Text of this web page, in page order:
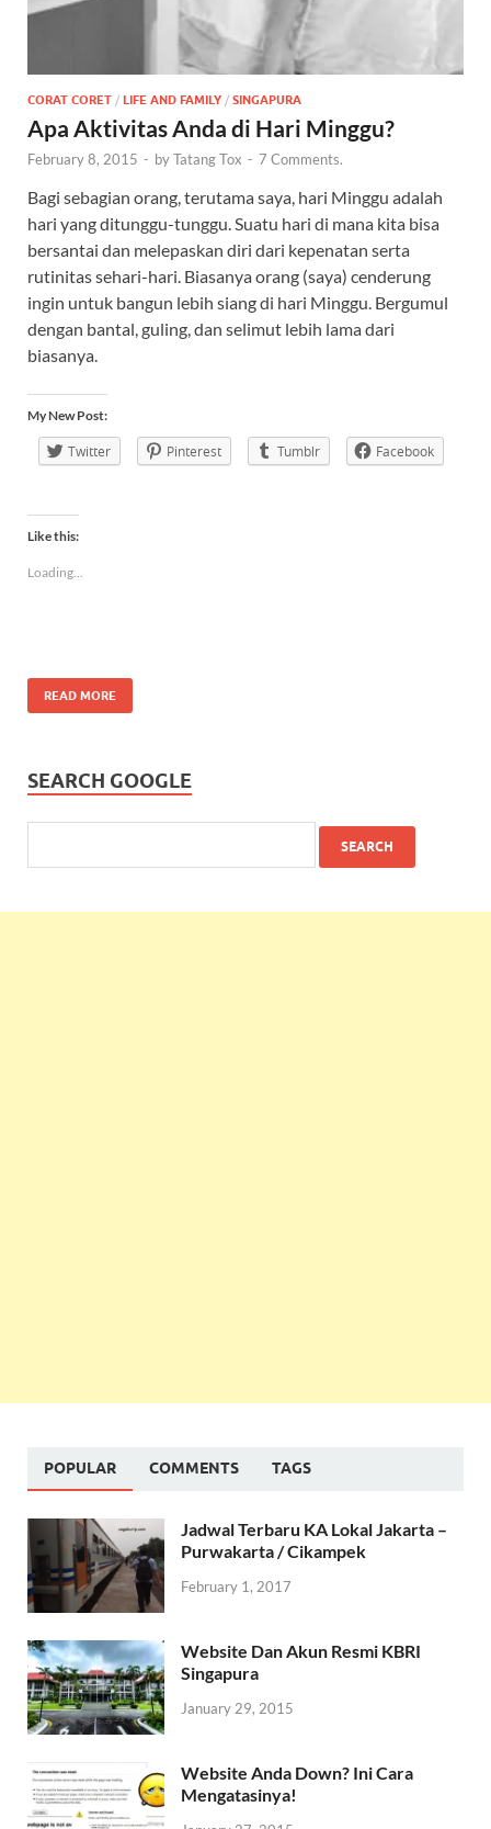
CORAT CORET / LIFE AND FAMILY / SINGAPURA
Apa Aktivitas Anda di Hari Minggu?
February 8, 2015 - byTatang Tox - 7 Comments.
Bagi sebagian orang, terutama saya, hari Minggu adalah
hari yang ditunggu-tunggu. Suatu hari di mana kita bisa
bersantai dan melepaskan diri dari kepenatan serta
rutinitas sehari-hari. Biasanya orang (saya) cenderung
ingin untuk bangun lebih siang di hari Minggu. Bergumul
dengan bantal, guling, dan selimut lebih lama dari
biasanya.
My New Post:
Twitter Pinterest Tumblr Facebook
Like this:
Loading...
READ MORE
SEARCH GOOGLE
POPULAR COMMENTS TAGS
Jadwal Terbaru KA Lokal Jakarta –
Purwakarta / Cikampek
February 1, 2017
Website Dan Akun Resmi KBRI
Singapura
January 29, 2015
Website Anda Down? Ini Cara
Mengatasinya!